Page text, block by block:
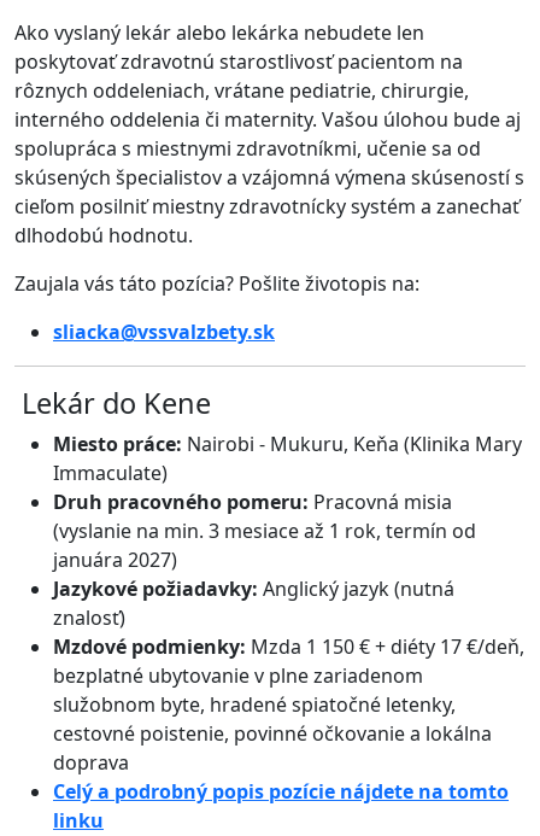
Ako vyslaný lekár alebo lekárka nebudete len
poskytovať zdravotnú starostlivosť pacientom na
rôznych oddeleniach, vrátane pediatrie, chirurgie,
interného oddelenia či maternity. Vašou úlohou bude aj
spolupráca s miestnymi zdravotníkmi, učenie sa od
skúsených špecialistov a vzájomná výmena skúseností s
cieľom posilniť miestny zdravotnícky systém a zanechať
dlhodobú hodnotu.
Zaujala vás táto pozícia? Pošlite životopis na:
sliacka@vssvalzbety.sk
Lekár do Kene
Miesto práce: Nairobi - Mukuru, Keňa (Klinika Mary
Immaculate)
Druh pracovného pomeru: Pracovná misia
(vyslanie na min. 3 mesiace až 1 rok, termín od
januára 2027)
Jazykové požiadavky: Anglický jazyk (nutná
znalosť)
Mzdové podmienky: Mzda 1 150 € + diéty 17 €/deň,
bezplatné ubytovanie v plne zariadenom
služobnom byte, hradené spiatočné letenky,
cestovné poistenie, povinné očkovanie a lokálna
doprava
Celý a podrobný popis pozície nájdete na tomto
linku